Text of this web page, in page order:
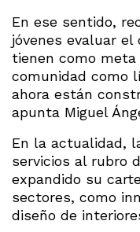
En ese sentido,
jóvenes evaluar
tienen como
comunidad como
ahora están
apunta Miguel
En la actualidad,
servicios al rubro
expandido su
sectores, como
diseño de